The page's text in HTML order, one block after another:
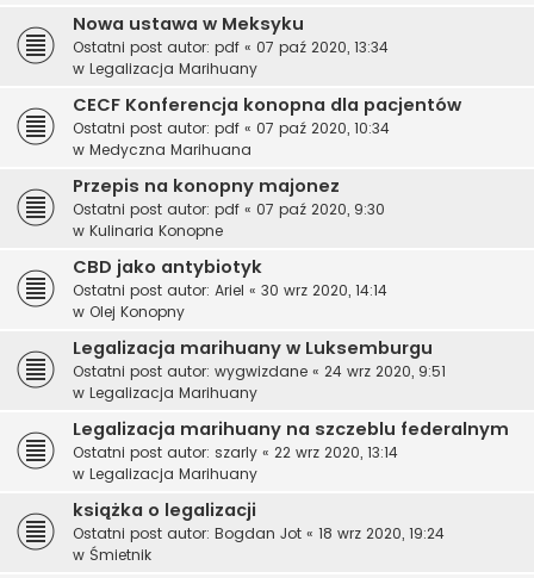
Nowa ustawa w Meksyku
Ostatni post autor: pdf « 07 paź 2020, 13:34
w Legalizacja Marihuany
CECF Konferencja konopna dla pacjentów
Ostatni post autor: pdf « 07 paź 2020, 10:34
w Medyczna Marihuana
Przepis na konopny majonez
Ostatni post autor: pdf « 07 paź 2020, 9:30
w Kulinaria Konopne
CBD jako antybiotyk
Ostatni post autor: Ariel « 30 wrz 2020, 14:14
w Olej Konopny
Legalizacja marihuany w Luksemburgu
Ostatni post autor: wygwizdane « 24 wrz 2020, 9:51
w Legalizacja Marihuany
Legalizacja marihuany na szczeblu federalnym
Ostatni post autor: szarly « 22 wrz 2020, 13:14
w Legalizacja Marihuany
książka o legalizacji
Ostatni post autor: Bogdan Jot « 18 wrz 2020, 19:24
w Śmietnik